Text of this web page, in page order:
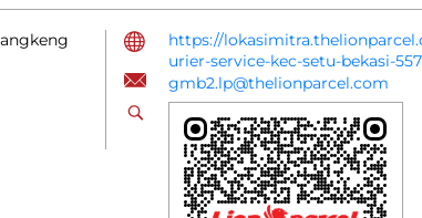
https://
urier-service-kec-setu-bekasi-
gmb2.lp@thelionparcel.com